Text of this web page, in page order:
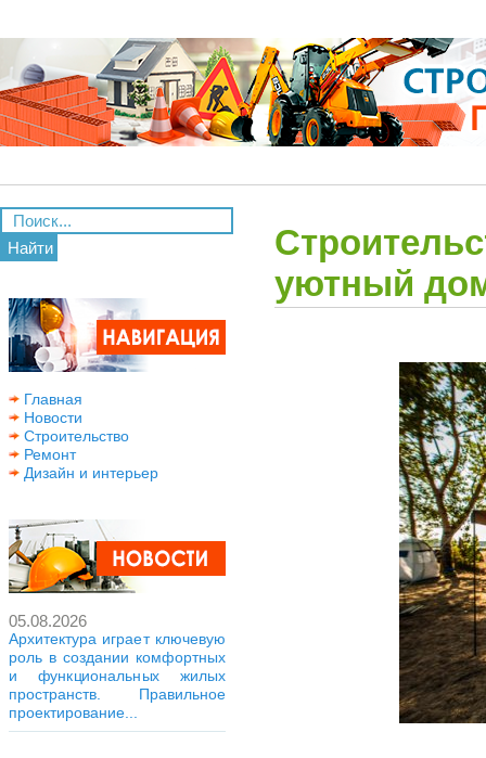
Найти
Главная
Новости
Строительство
Ремонт
Дизайн и интерьер
05.08.2026
Архитектура играет ключевую
роль в создании комфортных
и функциональных жилых
пространств. Правильное
проектирование...
уютный